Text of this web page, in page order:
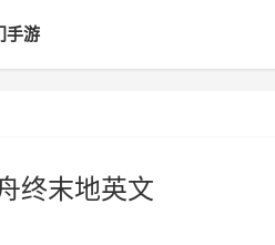
手游
终末地英文